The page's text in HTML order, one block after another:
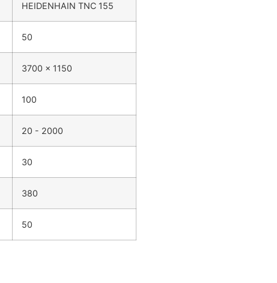
HEIDENHAIN TNC 155
50
3700 x 1150
100
20 - 2000
30
380
50